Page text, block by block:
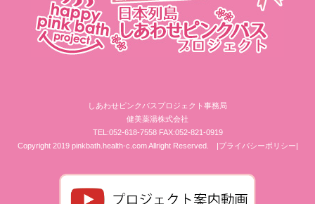
しあわせピンクバスプロジェクト事務局
健美薬湯株式会社
TEL:052-618-7558 FAX:052-821-0919
Copyright 2019 pinkbath.health-c.com Allright Reserved.
|プライバシーポリシー|